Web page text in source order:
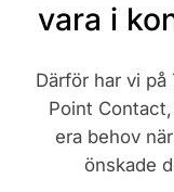
vara i
Därför har vi
Point
era behov
önskade